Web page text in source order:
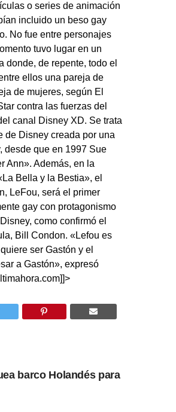
o series de animación
incluido un beso gay
No fue entre personajes
tuvo lugar en un
donde, de repente, todo el
ellos una pareja de
de mujeres, según El
contra las fuerzas del
canal Disney XD. Se trata
de Disney creada por una
desde que en 1997 Sue
Ann». Además, en la
Bella y la Bestia», el
LeFou, será el primer
gay con protagonismo
como confirmó el
Bill Condon. «Lefou es
ser Gastón y el
a Gastón», expresó
barco Holandés para